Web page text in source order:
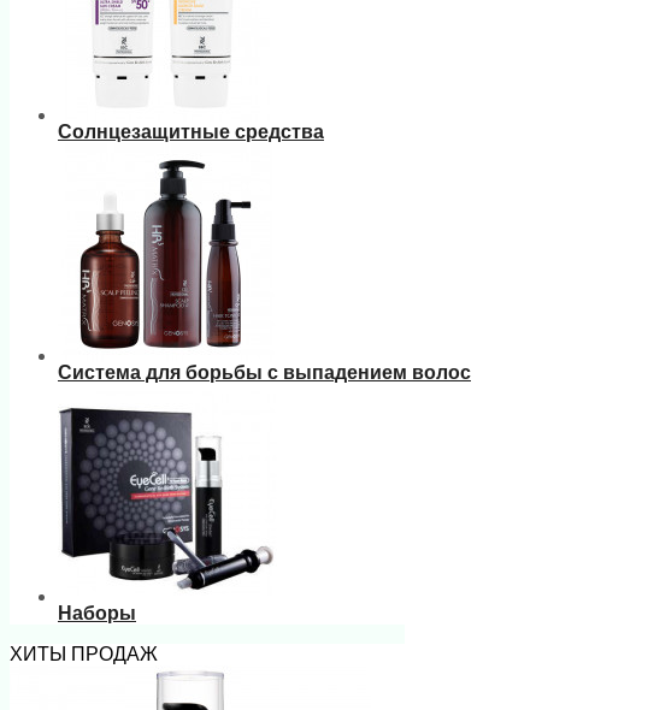
Солнцезащитные средства
Система для борьбы с выпадением волос
Наборы
ХИТЫ ПРОДАЖ